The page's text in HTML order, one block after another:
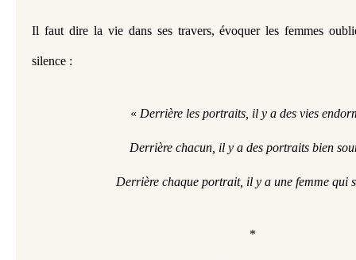
Il faut dire la vie dans ses travers, évoquer les femmes
silence :
« Derrière les portraits, il y a des vies
Derrière chacun, il y a des portraits bien
Derrière chaque portrait, il y a une femme qui
*